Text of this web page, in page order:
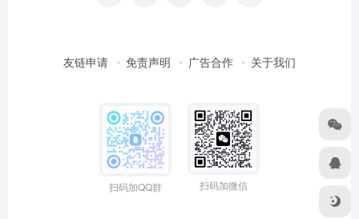
友链申请 免责声明 广告合作 关于我们
扫码加QQ群 扫码加微信